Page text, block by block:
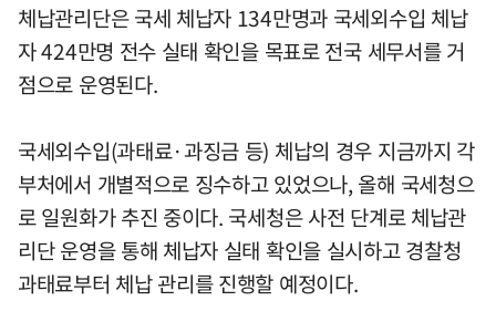
체납관리단은 국세 체납자 134만명과 국세외수입 체납
자 424만명 전수 실태 확인을 목표로 전국 세무서를 거
점으로 운영된다.
국세외수입(과태료·과징금 등) 체납의 경우 지금까지 각
부처에서 개별적으로 징수하고 있었으나, 올해 국세청으
로 일원화가 추진 중이다. 국세청은 사전 단계로 체납관
리단 운영을 통해 체납자 실태 확인을 실시하고 경찰청
과태료부터 체납 관리를 진행할 예정이다.